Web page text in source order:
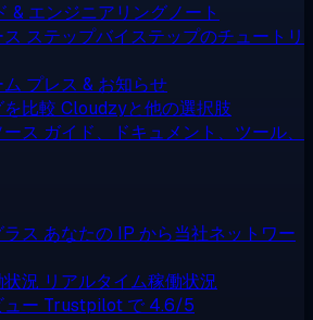
& エンジニアリングノート
ステップバイステップのチュートリ
プレス & お知らせ
比較 Cloudzyと他の選択肢
ス ガイド、ドキュメント、ツール、
ス あなたの IP から当社ネットワー
況 リアルタイム稼働状況
ー Trustpilot で 4.6/5